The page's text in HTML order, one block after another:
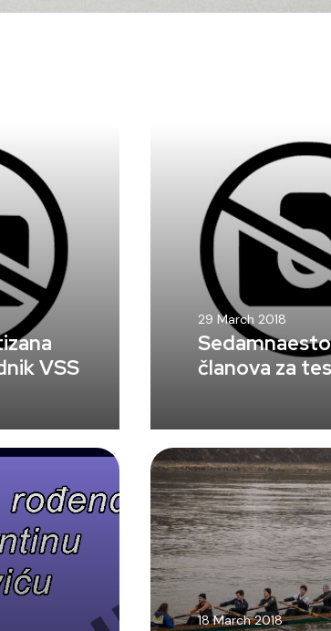
VSS
29 March 2018
članova za
18 March 2018